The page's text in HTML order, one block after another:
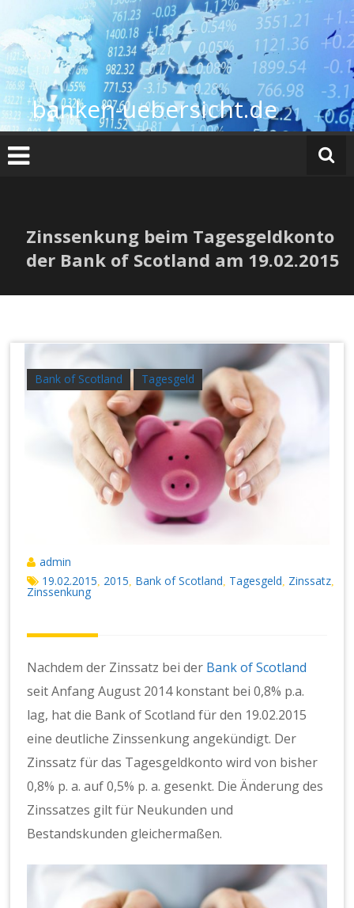
Inhalt
springen
banken-uebersicht.de
Zinssenkung beim Tagesgeldkonto
der Bank of Scotland am 19.02.2015
Bank of Scotland Tagesgeld
admin
19.02.2015 2015 Bank of Scotland Tagesgeld Zinssatz
Zinssenkung
Nachdem der Zinssatz bei der Bank of Scotland
seit Anfang August 2014 konstant bei 0,8% p.a.
lag, hat die Bank of Scotland für den 19.02.2015
eine deutliche Zinssenkung angekündigt. Der
Zinssatz für das Tagesgeldkonto wird von bisher
0,8% p. a. auf 0,5% p. a. gesenkt. Die Änderung des
Zinssatzes gilt für Neukunden und
Bestandskunden gleichermaßen.